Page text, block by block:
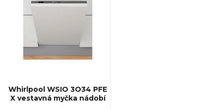
p
Whirlpool WSIO 3O34 PFE
X vestavná myčka nádobí